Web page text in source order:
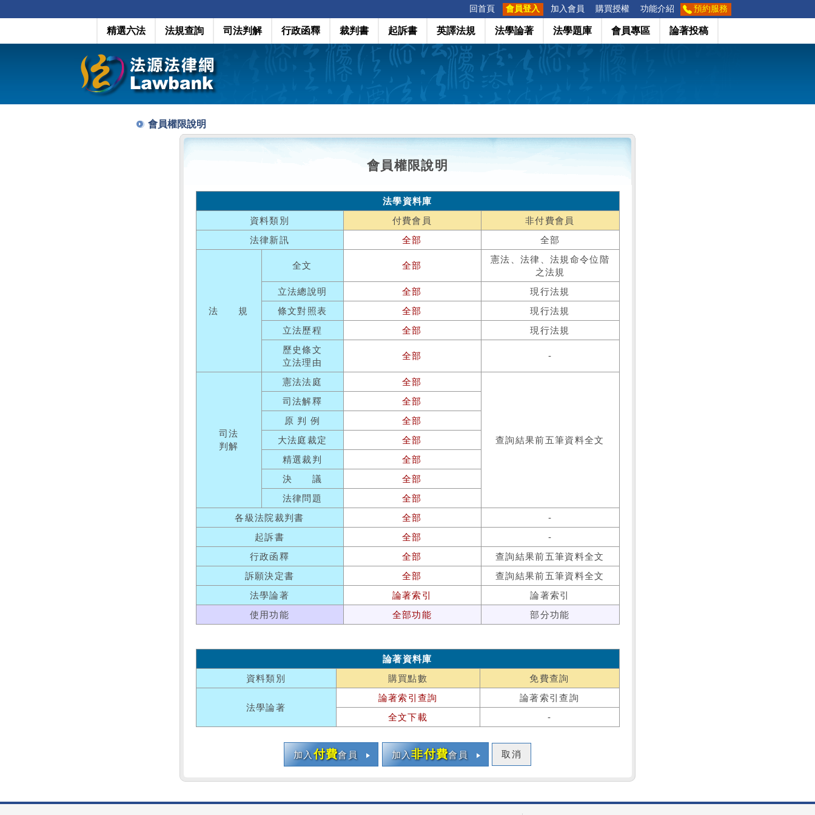
回首頁 會員登入 加入會員 購買授權 功能介紹 預約服務
精選六法 法規查詢 司法判解 行政函釋 裁判書 起訴書 英譯法規 法學論著 法學題庫 會員專區 論著投稿
會員權限說明
會員權限說明
法學資料庫
資料類別
付費會員
非付費會員
法律新訊
全部 全部
法 規
全文 全部
憲法、法律、法規命令位階
之法規
立法總說明
全部
現行法規
條文對照表
全部
現行法規
立法歷程
全部
現行法規
歷史條文
立法理由
全部 -
司法
判解
憲法法庭 全部
查詢結果前五筆資料全文
司法解釋
全部
原 判 例
全部
大法庭裁定
全部
精選裁判
全部
決 議
全部
法律問題
全部
各級法院裁判書
全部
-
起訴書
全部
-
行政函釋
全部
查詢結果前五筆資料全文
訴願決定書
全部
查詢結果前五筆資料全文
法學論著
論著索引
論著索引
使用功能
全部功能 部分功能
論著資料庫
資料類別
購買點數 免費查詢
法學論著
論著索引查詢
論著索引查詢
全文下載
-
加入付費會員 加入非付費會員 取消